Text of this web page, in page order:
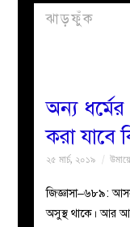
প্রবন্ধ
পাতা
মজলিস
ঝাড়ফুঁক
অন্য
করা যাবে
২৫ মার্চ, ২০১৯
জিজ্ঞাসা–৬৮৯:
অসুস্থ থাকে। আর